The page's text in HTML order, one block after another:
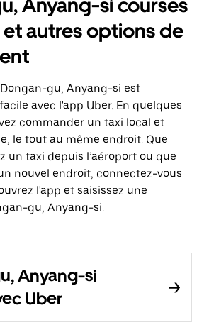
Anyang-si courses
autres options de
gu, Anyang-si est
avec l'app Uber. En quelques
commander un taxi local et
le tout au même endroit. Que
un taxi depuis l’aéroport ou que
nouvel endroit, connectez-vous
l'app et saisissez une
gu, Anyang-si.
Anyang-si
Uber